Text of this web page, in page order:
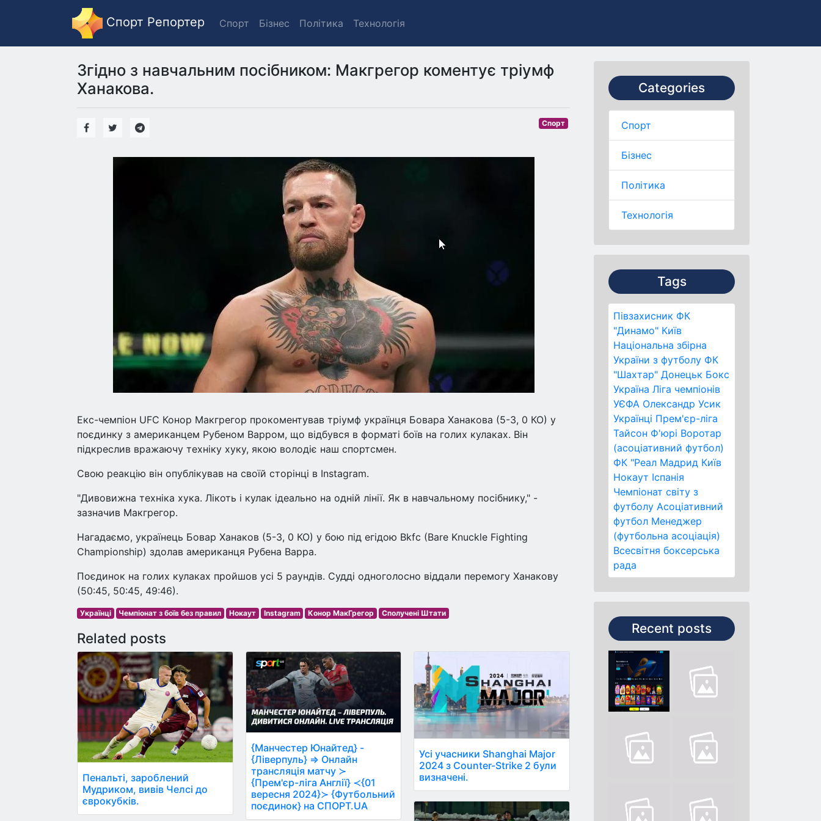
Спорт Репортер Спорт Бізнес Політика Технологія
Categories
Спорт
Бізнес
Політика
Технологія
Tags
Півзахисник ФК
"Динамо" Київ
Національна збірна
України з футболу ФК
"Шахтар" Донецьк Бокс
Україна Ліга чемпіонів
УЄФА Олександр Усик
Українці Прем'єр-ліга
Тайсон Ф'юрі Воротар
(асоціативний футбол)
ФК "Реал Мадрид Київ
Нокаут Іспанія
Чемпіонат світу з
футболу Асоціативний
футбол Менеджер
(футбольна асоціація)
Всесвітня боксерська
рада
Recent posts
Згідно з навчальним посібником: Макгрегор коментує тріумф
Ханакова.
Спорт
Екс-чемпіон UFC Конор Макгрегор прокоментував тріумф українця Бовара Ханакова (5-3, 0 КО) у
поєдинку з американцем Рубеном Варром, що відбувся в форматі боїв на голих кулаках. Він
підкреслив вражаючу техніку хуку, якою володіє наш спортсмен.
Свою реакцію він опублікував на своїй сторінці в Instagram.
"Дивовижна техніка хука. Лікоть і кулак ідеально на одній лінії. Як в навчальному посібнику," -
зазначив Макгрегор.
Нагадаємо, українець Бовар Ханаков (5-3, 0 КО) у бою під егідою Bkfc (Bare Knuckle Fighting
Championship) здолав американця Рубена Варра.
Поєдинок на голих кулаках пройшов усі 5 раундів. Судді одноголосно віддали перемогу Ханакову
(50:45, 50:45, 49:46).
Українці Чемпіонат з боїв без правил Нокаут Instagram Конор МакГрегор Сполучені Штати
Related posts
Пенальті, зароблений
Мудриком, вивів Челсі до
єврокубків.
{Манчестер Юнайтед} -
{Ліверпуль} ⇒ Онлайн
трансляція матчу ≻
{Прем'єр-ліга Англії} ≺{01
вересня 2024}≻ {Футбольний
поєдинок} на СПОРТ.UA
Усі учасники Shanghai Major
2024 з Counter-Strike 2 були
визначені.